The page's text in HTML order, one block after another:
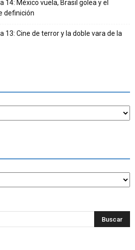
14: México vuela, Brasil golea y el
definición
13: Cine de terror y la doble vara de la